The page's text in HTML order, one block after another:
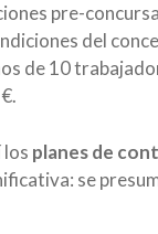
pre-
del
de 10
los planes de
se